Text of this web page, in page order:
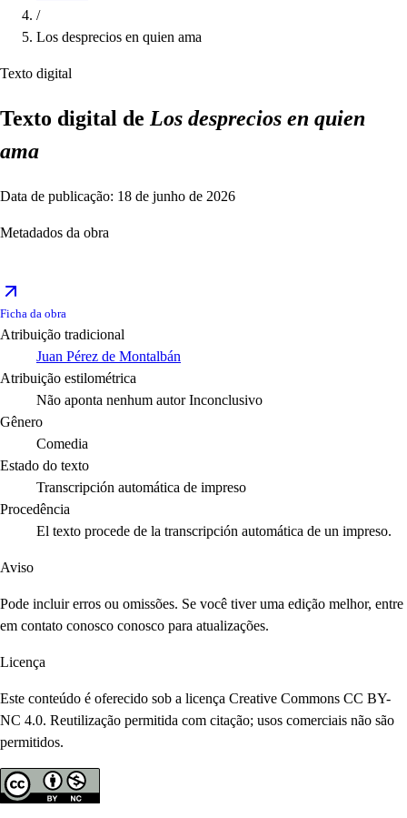
/
Los desprecios en quien ama
Texto digital
Texto digital de Los desprecios en quien
ama
Data de publicação: 18 de junho de 2026
Metadados da obra
Ficha da obra
Atribuição tradicional
Juan Pérez de Montalbán
Atribuição estilométrica
Não aponta nenhum autor Inconclusivo
Gênero
Comedia
Estado do texto
Transcripción automática de impreso
Procedência
El texto procede de la transcripción automática de un impreso.
Aviso
Pode incluir erros ou omissões. Se você tiver uma edição melhor, entre
em contato conosco conosco para atualizações.
Licença
Este conteúdo é oferecido sob a licença Creative Commons CC BY-
NC 4.0. Reutilização permitida com citação; usos comerciais não são
permitidos.